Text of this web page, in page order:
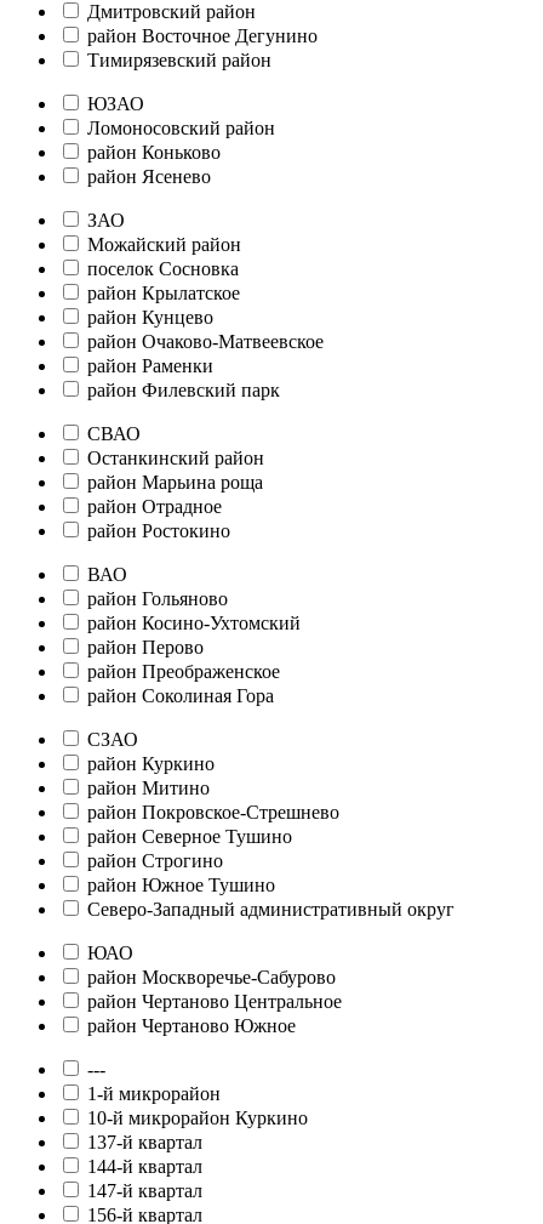
Дмитровский район
район Восточное Дегунино
Тимирязевский район
ЮЗАО
Ломоносовский район
район Коньково
район Ясенево
ЗАО
Можайский район
поселок Сосновка
район Крылатское
район Кунцево
район Очаково-Матвеевское
район Раменки
район Филевский парк
СВАО
Останкинский район
район Марьина роща
район Отрадное
район Ростокино
ВАО
район Гольяново
район Косино-Ухтомский
район Перово
район Преображенское
район Соколиная Гора
СЗАО
район Куркино
район Митино
район Покровское-Стрешнево
район Северное Тушино
район Строгино
район Южное Тушино
Северо-Западный административный округ
ЮАО
район Москворечье-Сабурово
район Чертаново Центральное
район Чертаново Южное
---
1-й микрорайон
10-й микрорайон Куркино
137-й квартал
144-й квартал
147-й квартал
156-й квартал